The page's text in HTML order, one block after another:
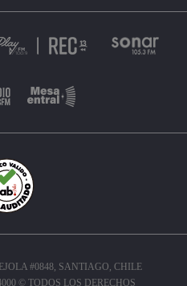
#0848, SANTIAGO, CHILE
© TODOS LOS DERECHOS